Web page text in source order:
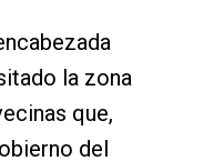
la zona
que,
del